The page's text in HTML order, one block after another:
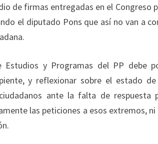
de firmas entregadas en el Congreso
el diputado Pons que así no van a
Estudios y Programas del PP debe
y reflexionar sobre el estado
ante la falta de respuesta
las peticiones a esos extremos, ni